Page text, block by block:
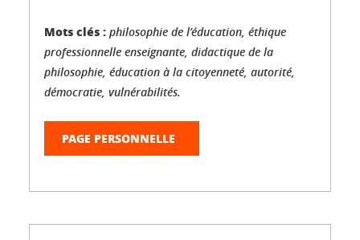
Mots clés : philosophie de l’éducation, éthique
professionnelle enseignante, didactique de la
philosophie, éducation à la citoyenneté, autorité,
démocratie, vulnérabilités.
PAGE PERSONNELLE